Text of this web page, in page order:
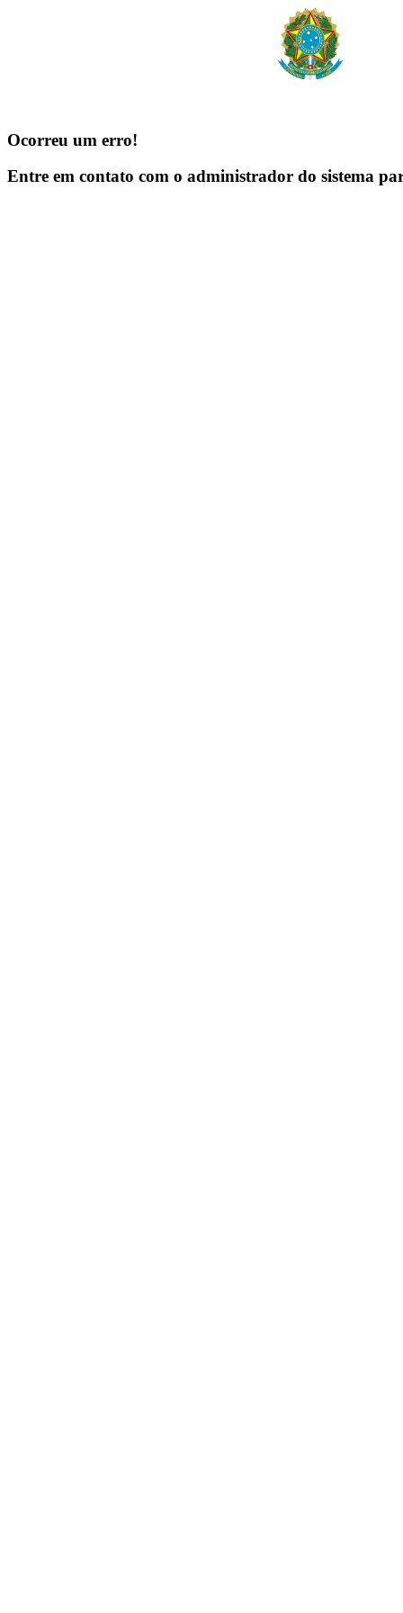
Ocorreu um erro!
Entre em contato com o administrador do sistema